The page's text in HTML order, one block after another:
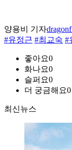
양용비 기자
#유정근 #최교숙 #
좋아요0
화나요0
슬퍼요0
더 궁금해요0
최신뉴스